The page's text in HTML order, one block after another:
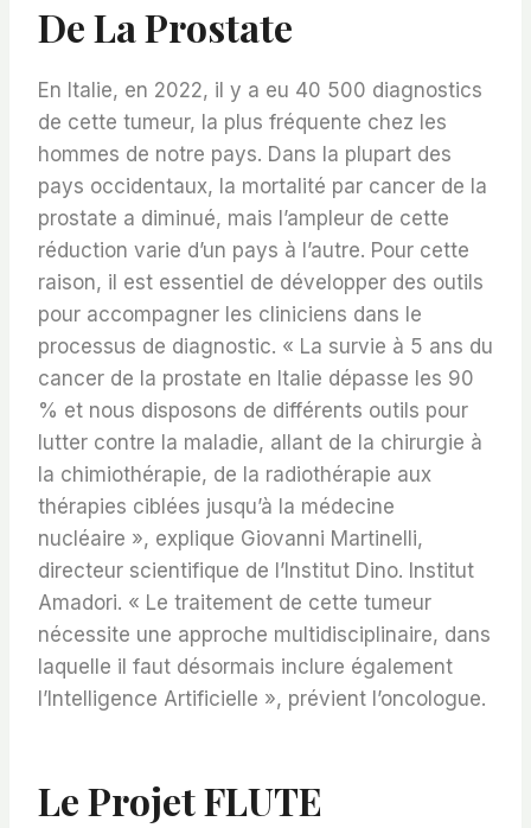
De La Prostate
En Italie, en 2022, il y a eu 40 500 diagnostics
de cette tumeur, la plus fréquente chez les
hommes de notre pays. Dans la plupart des
pays occidentaux, la mortalité par cancer de la
prostate a diminué, mais l’ampleur de cette
réduction varie d’un pays à l’autre. Pour cette
raison, il est essentiel de développer des outils
pour accompagner les cliniciens dans le
processus de diagnostic. « La survie à 5 ans du
cancer de la prostate en Italie dépasse les 90
% et nous disposons de différents outils pour
lutter contre la maladie, allant de la chirurgie à
la chimiothérapie, de la radiothérapie aux
thérapies ciblées jusqu’à la médecine
nucléaire », explique Giovanni Martinelli,
directeur scientifique de l’Institut Dino. Institut
Amadori. « Le traitement de cette tumeur
nécessite une approche multidisciplinaire, dans
laquelle il faut désormais inclure également
l’Intelligence Artificielle », prévient l’oncologue.
Le Projet FLUTE